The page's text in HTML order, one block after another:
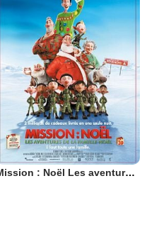
Mission : Noël Les aventures de la famille Noël